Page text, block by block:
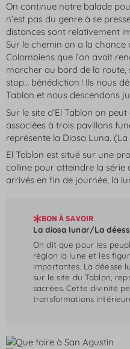
On continue notre balade
n’est pas du genre à se
distances sont relativement
Sur le chemin on a la
Colombiens que l’on avait
marcher au bord de la route,
stop… bénédiction ! Ils nous
Tablon et nous descendons
Sur le site d’El Tablon on
associées à trois pavillons
représente la Diosa Luna. (La
El Tablon est situé sur une
colline pour atteindre la série
arrivés en fin de journée, la
BON À SAVOIR
La diosa lunar/La
On dit que pour les
région la lune et les
importantes. La déesse
sur le site du Tablon,
sacrées. Cette divinité
transformations